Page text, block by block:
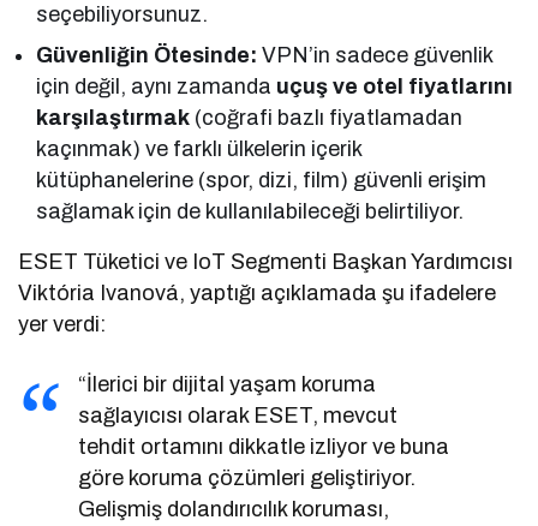
seçebiliyorsunuz.
Güvenliğin Ötesinde: VPN’in sadece güvenlik
için değil, aynı zamanda uçuş ve otel fiyatlarını
karşılaştırmak (coğrafi bazlı fiyatlamadan
kaçınmak) ve farklı ülkelerin içerik
kütüphanelerine (spor, dizi, film) güvenli erişim
sağlamak için de kullanılabileceği belirtiliyor.
ESET Tüketici ve IoT Segmenti Başkan Yardımcısı
Viktória Ivanová, yaptığı açıklamada şu ifadelere
yer verdi:
“İlerici bir dijital yaşam koruma
sağlayıcısı olarak ESET, mevcut
tehdit ortamını dikkatle izliyor ve buna
göre koruma çözümleri geliştiriyor.
Gelişmiş dolandırıcılık koruması,